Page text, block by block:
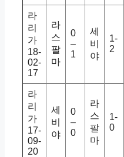
라
리
가
18-
02-
17
라
스
팔
마
0
–
1
세
비
야
1-
2
라
리
가
17-
09-
20
세
비
야
0
–
0
라
스
팔
마
1-
0